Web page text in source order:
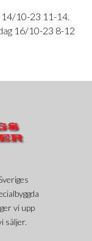
14/10-23 11-14.
16/10-23 8-12
vi upp
säljer.